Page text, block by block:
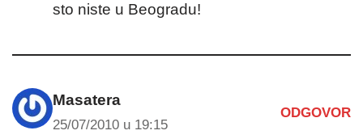
sto niste u Beogradu!
Masatera
25/07/2010 u 19:15
ODGOVOR